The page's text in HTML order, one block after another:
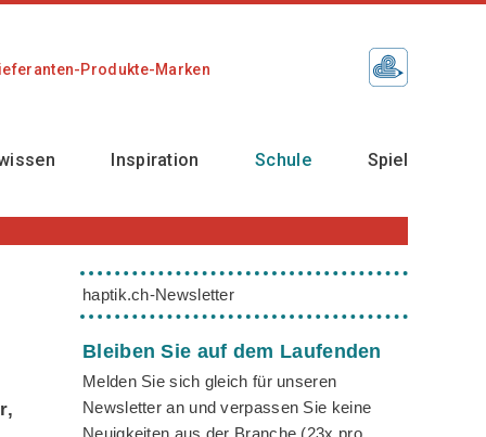
Produkte-Marken
Inspiration Schule Spiel
haptik.ch-Newsletter
Bleiben Sie auf dem Laufenden
Melden Sie sich gleich für unseren
Newsletter an und verpassen Sie keine
Neuigkeiten aus der Branche (23x pro